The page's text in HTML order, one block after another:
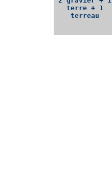
terre + 1
terreau